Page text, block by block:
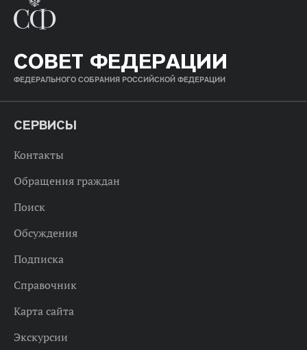
СОВЕТ ФЕДЕРАЦИИ
ФЕДЕРАЛЬНОГО СОБРАНИЯ РОССИЙСКОЙ ФЕДЕРАЦИИ
СЕРВИСЫ
Контакты
Обращения граждан
Поиск
Обсуждения
Подписка
Справочник
Карта сайта
Экскурсии